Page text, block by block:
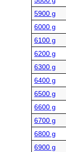
5900 g
6000 g
6100 g
6200 g
6300 g
6400 g
6500 g
6600 g
6700 g
6800 g
6900 g